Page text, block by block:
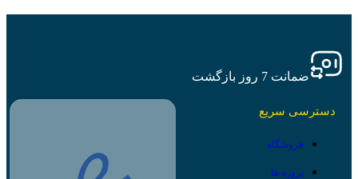
ضمانت 7 روز بازگشت
دسترسی سریع
فروشگاه
پروژه ها